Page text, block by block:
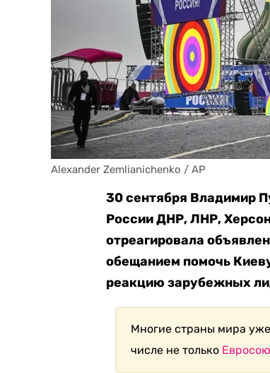
Alexander Zemlianichenko / AP
30 сентября Владимир
России ДНР, ЛНР,
отреагировала
обещанием помочь
реакцию зарубежных
Многие страны мира
числе не только